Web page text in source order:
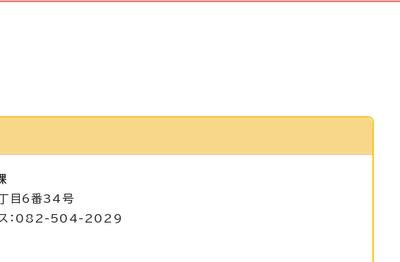
目6番34号
ス：082-504-2029